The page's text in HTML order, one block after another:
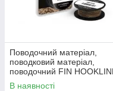
Поводочний матеріал,
поводковий матеріал,
поводочний FIN
6K 20m/grass (трава) 15Lb
В наявності